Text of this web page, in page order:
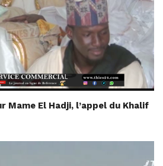
Mame El Hadji, l’appel du Khalif